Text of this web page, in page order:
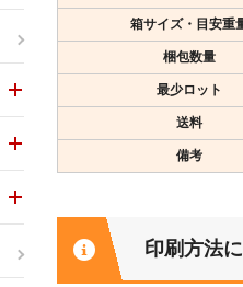
箱サイズ・目安重
梱包数量
最少ロット
送料
備考
印刷方法